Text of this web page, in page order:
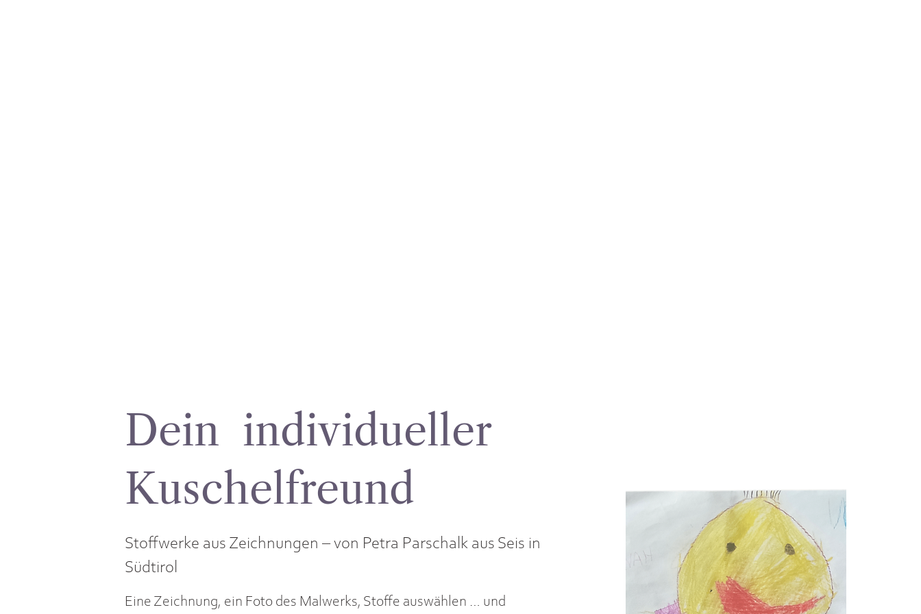
Dein individueller
Kuschelfreund
Stoffwerke aus Zeichnungen – von Petra Parschalk aus Seis in
Südtirol
Eine Zeichnung, ein Foto des Malwerks, Stoffe auswählen … und